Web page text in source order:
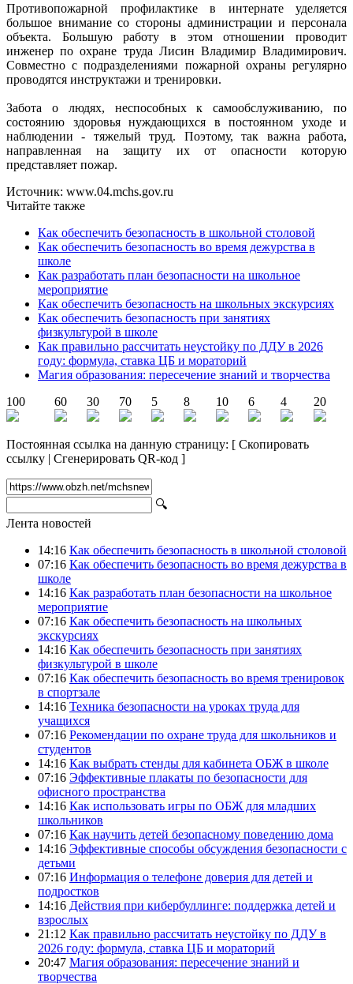
Противопожарной профилактике в интернате уделяется
большое внимание со стороны администрации и персонала
объекта. Большую работу в этом отношении проводит
инженер по охране труда Лисин Владимир Владимирович.
Совместно с подразделениями пожарной охраны регулярно
проводятся инструктажи и тренировки.
Забота о людях, неспособных к самообслуживанию, по
состоянию здоровья нуждающихся в постоянном уходе и
наблюдении - тяжелый труд. Поэтому, так важна работа,
направленная на защиту их от опасности которую
представляет пожар.
Источник: www.04.mchs.gov.ru
Читайте также
Как обеспечить безопасность в школьной столовой
Как обеспечить безопасность во время дежурства в
школе
Как разработать план безопасности на школьное
мероприятие
Как обеспечить безопасность на школьных экскурсиях
Как обеспечить безопасность при занятиях
физкультурой в школе
Как правильно рассчитать неустойку по ДДУ в 2026
году: формула, ставка ЦБ и мораторий
Магия образования: пересечение знаний и творчества
100
60 30 70 5 8 10 6 4 20
Постоянная ссылка на данную страницу: [ Скопировать
ссылку | Сгенерировать QR-код ]
🔍
Лента новостей
14:16 Как обеспечить безопасность в школьной столовой
07:16 Как обеспечить безопасность во время дежурства в
школе
14:16 Как разработать план безопасности на школьное
мероприятие
07:16 Как обеспечить безопасность на школьных
экскурсиях
14:16 Как обеспечить безопасность при занятиях
физкультурой в школе
07:16 Как обеспечить безопасность во время тренировок
в спортзале
14:16 Техника безопасности на уроках труда для
учащихся
07:16 Рекомендации по охране труда для школьников и
студентов
14:16 Как выбрать стенды для кабинета ОБЖ в школе
07:16 Эффективные плакаты по безопасности для
офисного пространства
14:16 Как использовать игры по ОБЖ для младших
школьников
07:16 Как научить детей безопасному поведению дома
14:16 Эффективные способы обсуждения безопасности с
детьми
07:16 Информация о телефоне доверия для детей и
подростков
14:16 Действия при кибербуллинге: поддержка детей и
взрослых
21:12 Как правильно рассчитать неустойку по ДДУ в
2026 году: формула, ставка ЦБ и мораторий
20:47 Магия образования: пересечение знаний и
творчества